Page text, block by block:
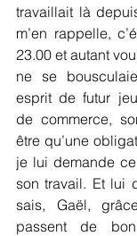
travaillait là
m’en rappelle,
23.00 et autant
ne se
esprit de futur
de commerce,
être qu’une
je lui demande
son travail. Et lui
sais, Gaël,
passent de